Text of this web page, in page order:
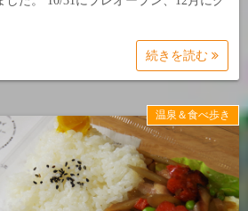
続きを読む
温泉＆食べ歩き